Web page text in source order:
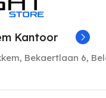
Kantoor
Bekaertlaan 6,